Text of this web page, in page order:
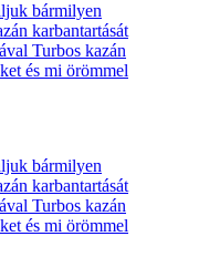
bármilyen
karbantartását
Turbos kazán
és mi örömmel
bármilyen
karbantartását
Turbos kazán
és mi örömmel